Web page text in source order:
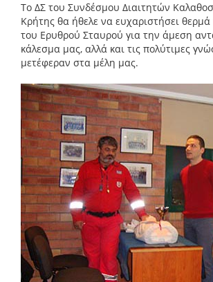
Το ΔΣ του Συνδέσμου Διαιτητών
Κρήτης θα ήθελε να ευχαριστήσει θερμά
του Ερυθρού Σταυρού για την άμεση
κάλεσμα μας, αλλά και τις πολύτιμες
μετέφεραν στα μέλη μας.